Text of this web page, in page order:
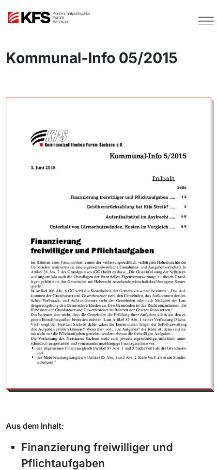
Kommunal-Info 05/2015
Aus dem Inhalt:
Finanzierung freiwilliger und
Pflichtaufgaben